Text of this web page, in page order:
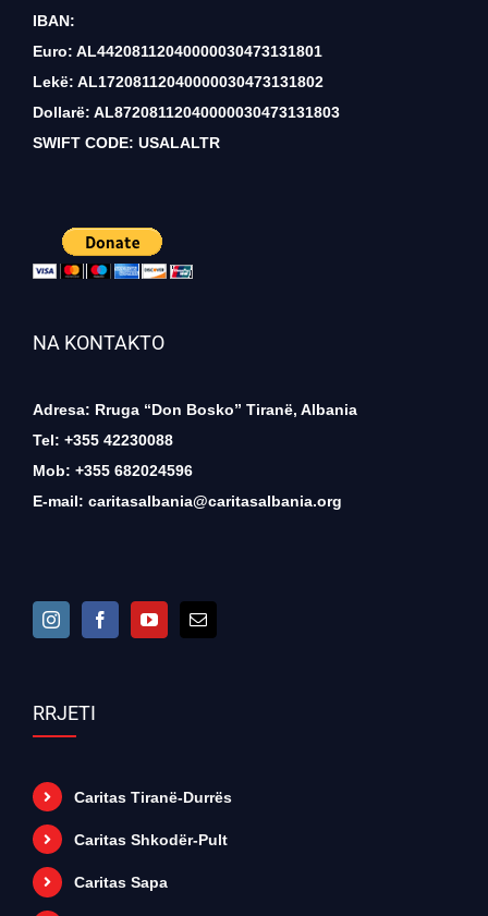
IBAN:
Euro: AL44208112040000030473131801
Lekë: AL17208112040000030473131802
Dollarë: AL87208112040000030473131803
SWIFT CODE: USALALTR
NA KONTAKTO
Adresa: Rruga “Don Bosko” Tiranë, Albania
Tel: +355 42230088
Mob: +355 682024596
E-mail: caritasalbania@caritasalbania.org
RRJETI
Caritas Tiranë-Durrës
Caritas Shkodër-Pult
Caritas Sapa